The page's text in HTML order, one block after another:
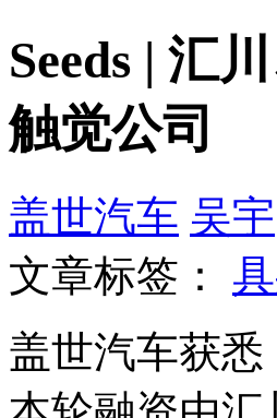
Seeds | 汇
触觉公司
盖世汽车 吴宇
文章标签：
盖世汽车获